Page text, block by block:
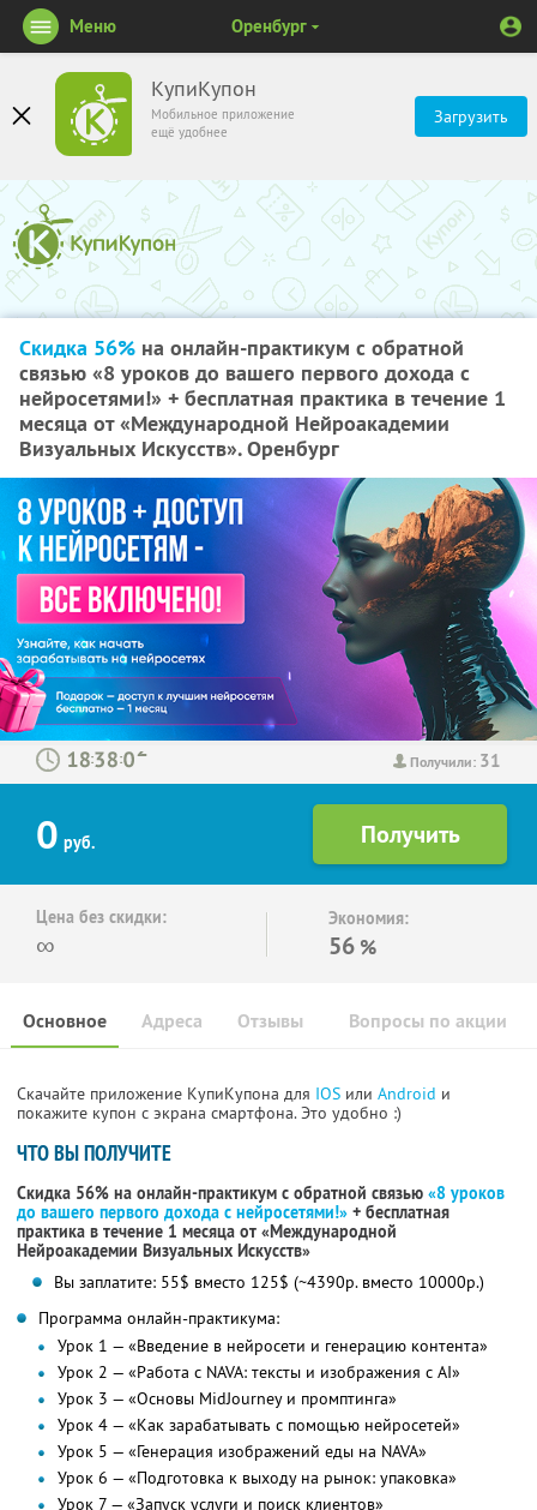
КупиКупон
Мобильное приложение
ещё удобнее
Загрузить
Меню Оренбург
Скидка 56% на онлайн-практикум с обратной
связью «8 уроков до вашего первого дохода с
нейросетями!» + бесплатная практика в течение 1
месяца от «Международной Нейроакадемии
Визуальных Искусств». Оренбург
Получили: 31
: :
0 руб.
Цена без скидки:
∞
Экономия:
56 %
Основное Отзывы Вопросы по акции
Адреса
Скачайте приложение КупиКупона для IOS или Android и
покажите купон с экрана смартфона. Это удобно :)
ЧТО ВЫ ПОЛУЧИТЕ
Скидка 56% на онлайн-практикум с обратной связью «8 уроков
до вашего первого дохода с нейросетями!» + бесплатная
практика в течение 1 месяца от «Международной
Нейроакадемии Визуальных Искусств»
Вы заплатите: 55$ вместо 125$ (~4390р. вместо 10000р.)
Программа онлайн-практикума:
Урок 1 — «Введение в нейросети и генерацию контента»
Урок 2 — «Работа с NAVA: тексты и изображения с AI»
Урок 3 — «Основы MidJourney и промптинга»
Урок 4 — «Как зарабатывать с помощью нейросетей»
Урок 5 — «Генерация изображений еды на NAVA»
Урок 6 — «Подготовка к выходу на рынок: упаковка»
Урок 7 — «Запуск услуги и поиск клиентов»